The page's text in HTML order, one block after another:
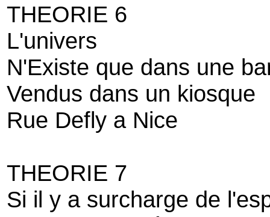
THEORIE 6
L'univers
N'Existe que dans une
Vendus dans un kiosque
Rue Defly a Nice
THEORIE 7
Si il y a surcharge de